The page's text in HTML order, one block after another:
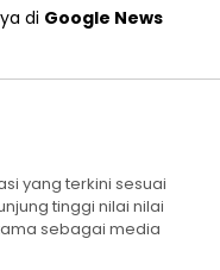
di Google News
yang terkini sesuai
tinggi nilai nilai
sebagai media